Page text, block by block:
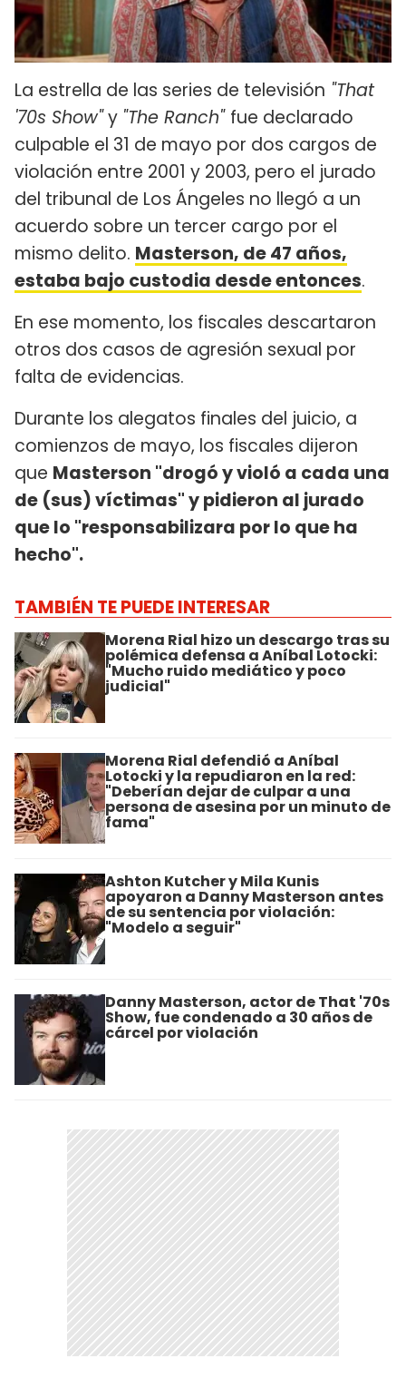
La estrella de las series de televisión "That
'70s Show"y "The Ranch" fue declarado
culpable el 31 de mayo por dos cargos de
violación entre 2001 y 2003, pero el jurado
del tribunal de Los Ángeles no llegó a un
acuerdo sobre un tercer cargo por el
mismo delito. Masterson, de 47 años,
estaba bajo custodia desde entonces.
En ese momento, los fiscales descartaron
otros dos casos de agresión sexual por
falta de evidencias.
Durante los alegatos finales del juicio, a
comienzos de mayo, los fiscales dijeron
que Masterson "drogó y violó a cada una
de (sus) víctimas" y pidieron al jurado
que lo "responsabilizara por lo que ha
hecho".
TAMBIÉN TE PUEDE INTERESAR
Morena Rial hizo un descargo tras su
polémica defensa a Aníbal Lotocki:
"Mucho ruido mediático y poco
judicial"
Morena Rial defendió a Aníbal
Lotocki y la repudiaron en la red:
"Deberían dejar de culpar a una
persona de asesina por un minuto de
fama"
Ashton Kutcher y Mila Kunis
apoyaron a Danny Masterson antes
de su sentencia por violación:
"Modelo a seguir"
Danny Masterson, actor de That '70s
Show, fue condenado a 30 años de
cárcel por violación